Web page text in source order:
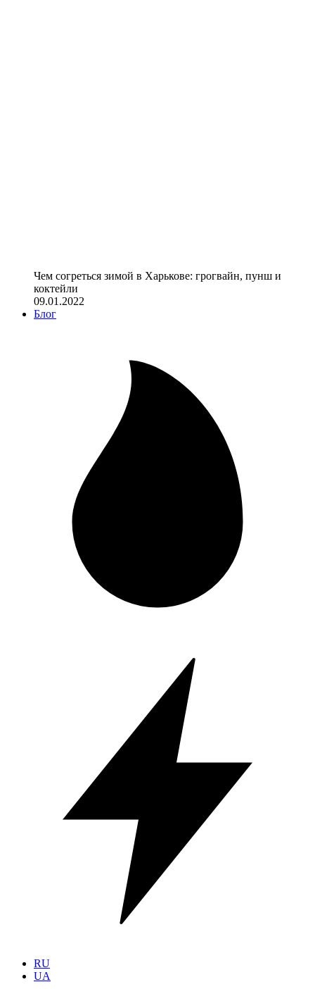
Чем согреться зимой в Харькове: грогвайн, пунш и
коктейли
09.01.2022
Блог
RU
UA